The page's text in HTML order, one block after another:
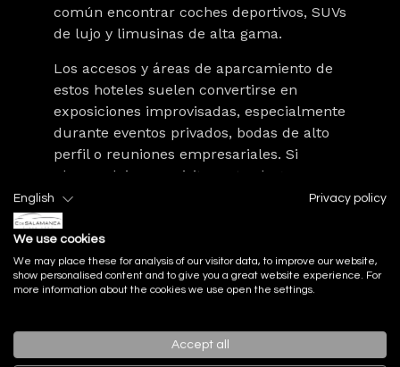
común encontrar coches deportivos, SUVs
de lujo y limusinas de alta gama.
Los accesos y áreas de aparcamiento de
estos hoteles suelen convertirse en
exposiciones improvisadas, especialmente
durante eventos privados, bodas de alto
perfil o reuniones empresariales. Si
planea alojarse o visitar estos lugares,
podrá disfrutar de la oportunidad de
admirar modelos exclusivos en un
entorno que combina elegancia, confort y
vistas privilegiadas al Mediterráneo.
Preguntas frecuentes:
English Privacy policy
We use cookies
We may place these for analysis of our visitor data, to improve our website,
show personalised content and to give you a great website experience. For
more information about the cookies we use open the settings.
Accept all